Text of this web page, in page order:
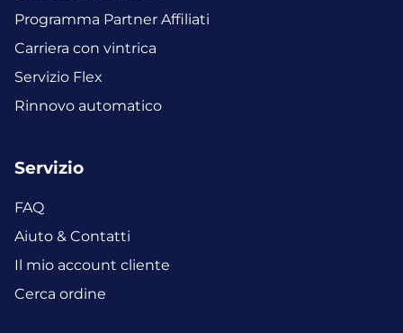
Programma Partner Affiliati
Carriera con vintrica
Servizio Flex
Rinnovo automatico
Servizio
FAQ
Aiuto & Contatti
Il mio account cliente
Cerca ordine